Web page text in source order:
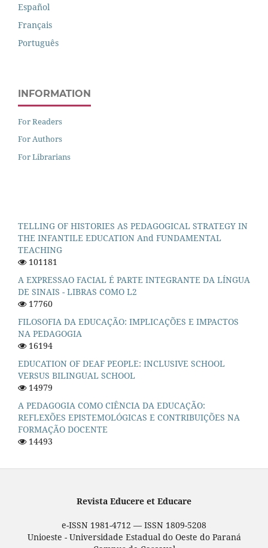
Español
Français
Português
INFORMATION
For Readers
For Authors
For Librarians
TELLING OF HISTORIES AS PEDAGOGICAL STRATEGY IN
THE INFANTILE EDUCATION And FUNDAMENTAL
TEACHING
101181
A EXPRESSAO FACIAL É PARTE INTEGRANTE DA LÍNGUA
DE SINAIS - LIBRAS COMO L2
17760
FILOSOFIA DA EDUCAÇÃO: IMPLICAÇÕES E IMPACTOS
NA PEDAGOGIA
16194
EDUCATION OF DEAF PEOPLE: INCLUSIVE SCHOOL
VERSUS BILINGUAL SCHOOL
14979
A PEDAGOGIA COMO CIÊNCIA DA EDUCAÇÃO:
REFLEXÕES EPISTEMOLÓGICAS E CONTRIBUIÇÕES NA
FORMAÇÃO DOCENTE
14493
Revista Educere et Educare
e-ISSN 1981-4712 — ISSN 1809-5208
Unioeste - Universidade Estadual do Oeste do Paraná